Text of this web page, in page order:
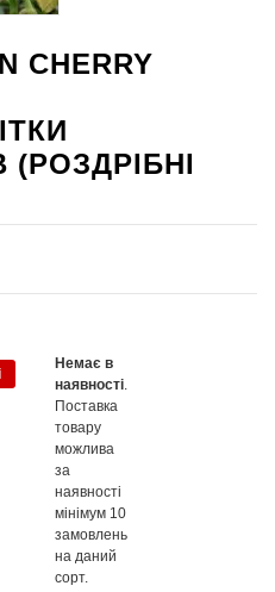
CHERRY
Немає в
наявності
Поставка
товару
можлива
за
наявності
мінімум 10
замовлень
на даний
сорт.